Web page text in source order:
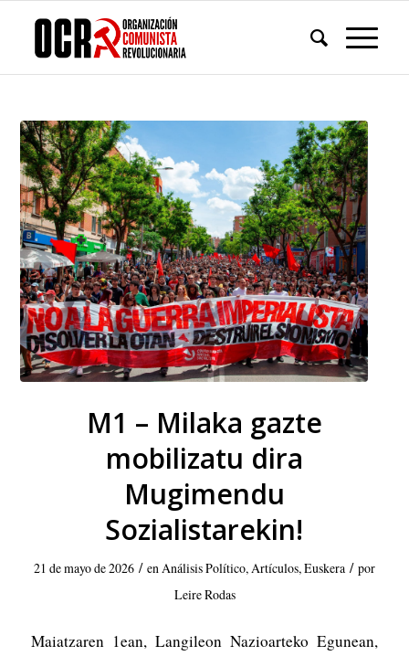
M1 – Milaka gazte
mobilizatu dira
Mugimendu
Sozialistarekin!
21 de mayo de 2026 / en Análisis Político, Artículos,Euskera / por
Leire Rodas
Maiatzaren 1ean, Langileon Nazioarteko Egunean,